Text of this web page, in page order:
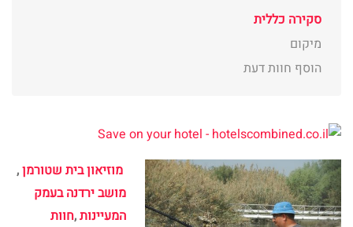
סקירה כללית
מיקום
הוסף חוות דעת
מוזיאון בית שטורמן,
מושב ירדנה בעמק
המעיינות,חוות